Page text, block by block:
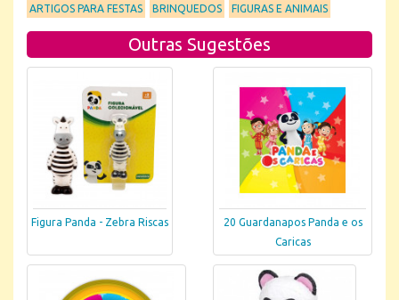
ARTIGOS PARA FESTAS BRINQUEDOS FIGURAS E ANIMAIS
Outras Sugestões
Figura Panda - Zebra Riscas
20 Guardanapos Panda e os
Caricas